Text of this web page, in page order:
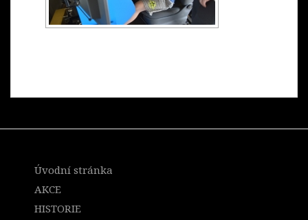
Úvodní stránka
AKCE
HISTORIE